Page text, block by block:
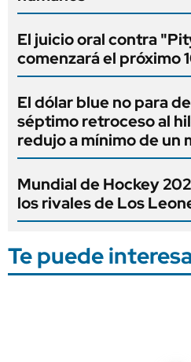
El juicio oral contra
comenzará el próximo
El dólar blue no para
séptimo retroceso al
redujo a mínimo de un
Mundial de Hockey
los rivales de Los
Te puede